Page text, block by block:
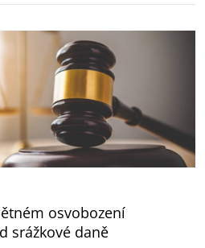
osvobození
srážkové daně